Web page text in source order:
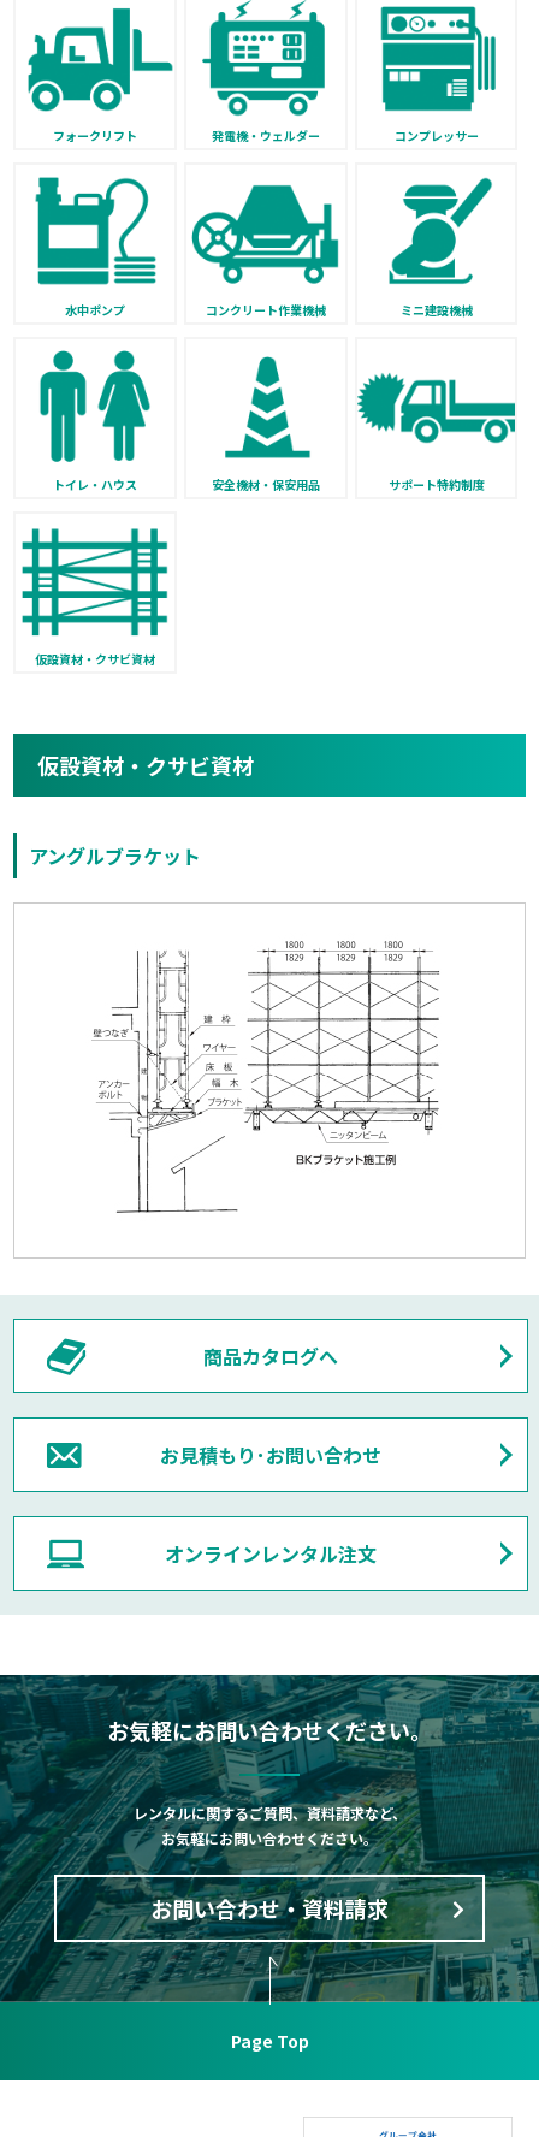
フォークリフト 発電機・ウェルダー コンプレッサー
水中ポンプ コンクリート作業機械 ミニ建設機械
トイレ・ハウス 安全機材・保安用品 サポート特約制度
仮設資材・クサビ資材
仮設資材・クサビ資材
アングルブラケット
商品カタログへ
お見積もり･お問い合わせ
オンラインレンタル注文
お気軽にお問い合わせください。
レンタルに関するご質問、資料請求など、
お気軽にお問い合わせください。
お問い合わせ・資料請求
Page Top